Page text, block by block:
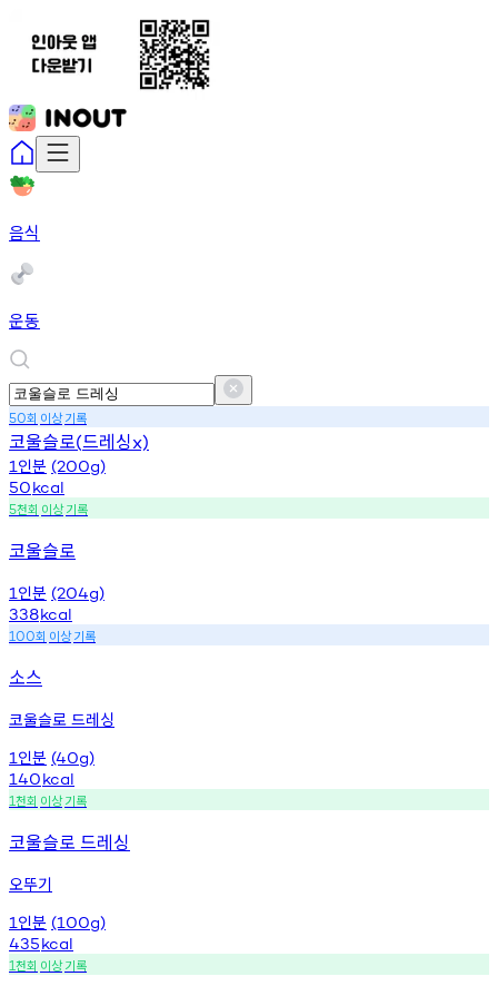
음식
운동
50회 이상기록
코울슬로(드레싱x)
1 인분 (200g)
50kcal
5천회 이상기록
코울슬로
1 인분 (204g)
338kcal
100회 이상기록
소스
코울슬로 드레싱
1 인분 (40g)
140kcal
1천회 이상기록
코울슬로 드레싱
오뚜기
1 인분 (100g)
435kcal
1천회 이상기록